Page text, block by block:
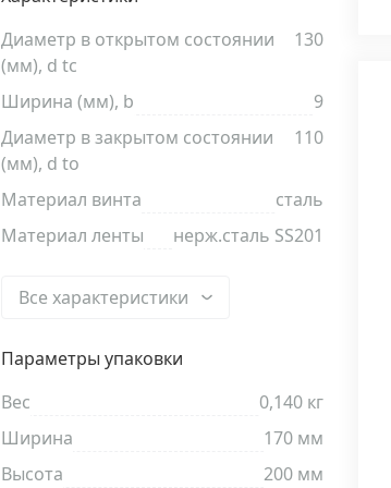
Диаметр в открытом состоянии
(мм), d tc
130
Ширина (мм), b
9
Диаметр в закрытом состоянии
(мм), d to
110
Материал винта
сталь
Материал ленты
нерж.сталь SS201
Все характеристики
Параметры упаковки
Вес
0,140 кг
Ширина
170 мм
Высота
200 мм